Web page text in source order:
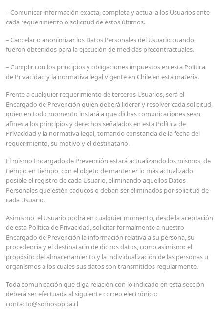
– Comunicar información exacta, completa y actual a los Usuarios ante
cada requerimiento o solicitud de estos últimos.
– Cancelar o anonimizar los Datos Personales del Usuario cuando
fueron obtenidos para la ejecución de medidas precontractuales.
– Cumplir con los principios y obligaciones impuestos en esta Política
de Privacidad y la normativa legal vigente en Chile en esta materia.
Frente a cualquier requerimiento de terceros Usuarios, será el
Encargado de Prevención quien deberá liderar y resolver cada solicitud,
quien en todo momento instará a que dichas comunicaciones sean
afines a los principios y derechos señalados en esta Política de
Privacidad y la normativa legal, tomando constancia de la fecha del
requerimiento, su motivo y el destinatario.
El mismo Encargado de Prevención estará actualizando los mismos, de
tiempo en tiempo, con el objeto de mantener lo más actualizado
posible el registro de cada Usuario, eliminando aquellos Datos
Personales que estén caducos o deban ser eliminados por solicitud de
cada Usuario.
Asimismo, el Usuario podrá en cualquier momento, desde la aceptación
de esta Política de Privacidad, solicitar formalmente a nuestro
Encargado de Prevención la información relativa a su persona, su
procedencia y el destinatario de dichos datos, como asimismo el
propósito del almacenamiento y la individualización de las personas u
organismos a los cuales sus datos son transmitidos regularmente.
Toda comunicación que diga relación con lo indicado en esta sección
deberá ser efectuada al siguiente correo electrónico:
contacto@somosoppa.cl